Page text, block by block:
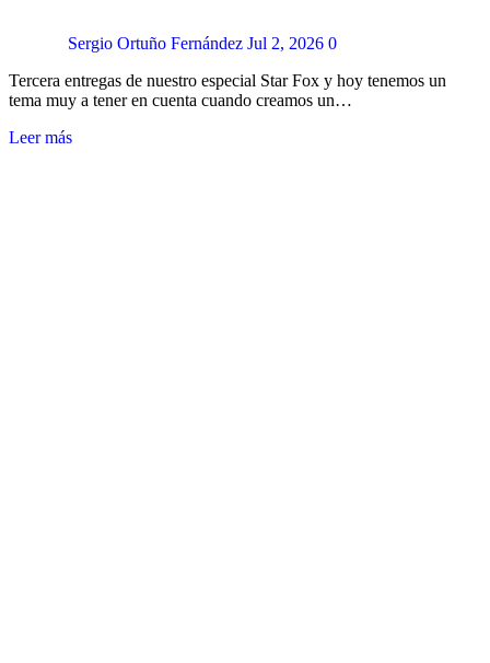
Sergio Ortuño Fernández Jul 2, 2026 0
Tercera entregas de nuestro especial Star Fox y hoy tenemos un
tema muy a tener en cuenta cuando creamos un…
Leer más